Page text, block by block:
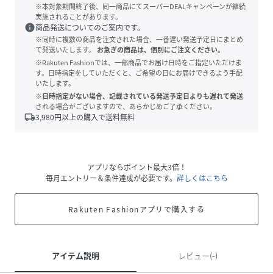
※本対象期間終了後、同一商品にてスーパーDEALキャンペーンが継続
実施されることがあります。
info商品発送についてのご案内です。
※同時に複数の商品を注文された場合、一番遅い発送予定日にまとめ
て発送いたします。
お急ぎの商品は、個別にご注文ください。
※Rakuten Fashionでは、一部商品でお届け日時をご指定いただけま
す。日時指定をしていただくと、ご希望の日にお届けできるよう手配
いたします。
※日時指定がない場合、記載されている発送予定日よりも遅れて発送
される場合がございますので、あらかじめご了承ください。
local_shipping3,980円以上の購入で送料無料
アプリならポイント最大3倍！
毎月エントリー＆条件達成が必要です。 詳しくはこちら
Rakuten Fashionアプリで購入する
アイテム説明 レビュー(-)